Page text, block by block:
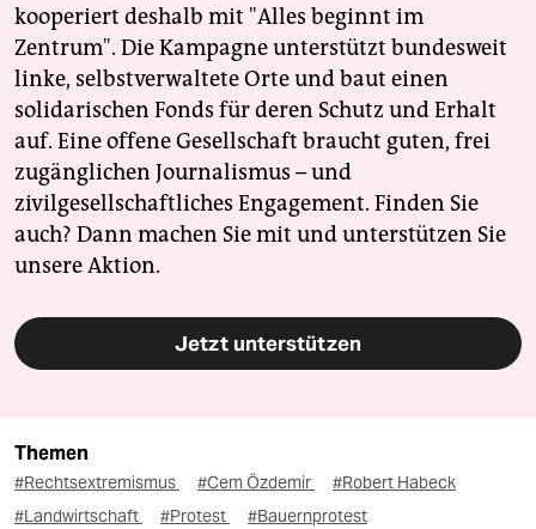
kooperiert deshalb mit "Alles beginnt im
Zentrum". Die Kampagne unterstützt bundesweit
linke, selbstverwaltete Orte und baut einen
solidarischen Fonds für deren Schutz und Erhalt
auf. Eine offene Gesellschaft braucht guten, frei
zugänglichen Journalismus – und
zivilgesellschaftliches Engagement. Finden Sie
auch? Dann machen Sie mit und unterstützen Sie
unsere Aktion.
Jetzt unterstützen
Themen
#Rechtsextremismus #Cem Özdemir
#Robert Habeck
#Landwirtschaft
#Protest #Bauernprotest